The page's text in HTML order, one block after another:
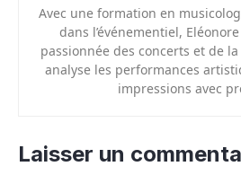
Avec une formation en
dans l’événementiel,
passionnée des concerts et de
analyse les performances
impressions avec
Laisser un